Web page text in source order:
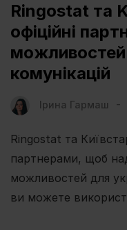
Ringostat та
офіційні
можливостей
комунікацій
Ірина Гармаш
Ringostat та
партнерами, щоб
можливостей для
ви можете